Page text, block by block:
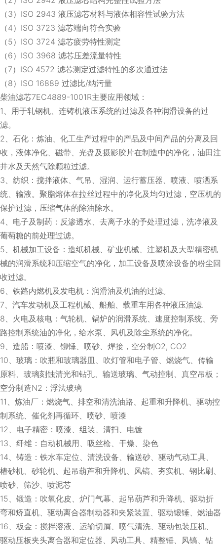
（3）ISO 2943 液压滤芯材料与液体相容性试验方法
（4）ISO 3723 滤芯端向符合实验
（5）ISO 3724 滤芯疲劳特性测定
（6）ISO 3968 滤芯压差流量特性
（7）ISO 4572 滤芯测定过滤特性的多次通过法
（8）ISO 16889 过滤比/纳污量
柴油滤芯7EC4889-1001R主要应用领域：
1、用于轧钢机、连铸机液压系统的过滤及各种润滑设备的过
滤。
2、石化：炼油、化工生产过程中的产品及中间产品的分离及回
收，液体净化、磁带、光盘及摄影胶片在制造中的净化，油田注
井水及天然气除颗粒过滤。
3、纺织：搅拌液体、气吊、湿润、运行蓄压器、喷液、喷洒系
统、输液。聚脂熔体在拉丝过程中的净化及均匀过滤，空压机的
保护过滤，压缩气体的除油除水。
4、电子及制药：反渗透水、去离子水的予处理过滤，洗净液及
葡萄糖的前处理过滤。
5、机械加工设备：造纸机械、矿业机械、注塑机及大型精密机
械的润滑系统和压缩空气的净化，加工设备及喷涂设备的粉尘回
收过滤。
6、铁路内燃机及发电机：润滑油及机油的过滤。
7、汽车发动机及工程机械、船舶、载重车用各种液压油滤.
8、火电及核电：气轮机、锅炉的润滑系统、速度控制系统、旁
路控制系统油的净化，给水泵、风机及除尘系统的净化。
9、造船：喷漆、铆锤、喷砂、焊接，空分制O2, CO2
10、玻璃：吹瓶和玻璃器皿、吹灯管和电子管、燃烧气、传输
原料、玻璃刻蚀清光和钻孔、输送玻璃、气动控制、真空吊板；
空分制造N2：浮法玻璃
11、炼油厂：燃烧气、排空和清洗油路、起重和升降机、驱动控
制系统、催化剂再循环、喷砂、喷漆
12、电子精密：喷漆、组装、清扫、电镀
13、纤维：自动机械用、吸丝枪、干燥、染色
14、铸造：铁水车定位、清洗设备、输送砂、驱动气动工具、
椿砂机、砂轮机、起吊葫芦和升降机、风镐、夯实机、钢比刷、
喷砂、筛沙、喷泥芯
15、锻造：吹氧化皮、炉门气幕、起吊葫芦和升降机、驱动折
弯和矫直机、驱动离合器制动器和夹紧装置、驱动锻锤、燃油器
16、板金：搅拌溶液、运输切屑、喷气清洗、驱动包装压机、
驱动压板夹头离合器和定位器、风动工具、精整锤、风镐、钻